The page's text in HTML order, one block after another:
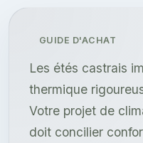
GUIDE D'ACHAT
Les étés castrais
thermique
Votre projet de
doit concilier